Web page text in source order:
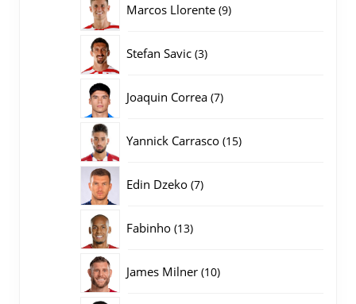
Marcos Llorente 99
Stefan Savic 33
Joaquin Correa 77
Yannick Carrasco 1515
Edin Dzeko 77
Fabinho 1313
James Milner 1010